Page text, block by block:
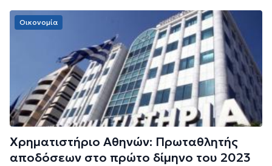
Οικονομία
Χρηματιστήριο Αθηνών: Πρωταθλητής
αποδόσεων στο πρώτο δίμηνο του 2023